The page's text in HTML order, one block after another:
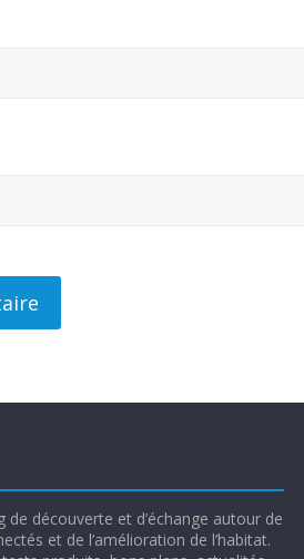
découverte et d’échange autour de
et de l’amélioration de l’habitat.